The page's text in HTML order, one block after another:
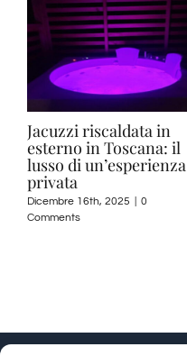
Jacuzzi riscaldata in
esterno in Toscana: il
lusso di un’esperienza
privata
Dicembre 16th, 2025
0
Comments